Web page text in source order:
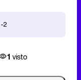
-2
1 visto